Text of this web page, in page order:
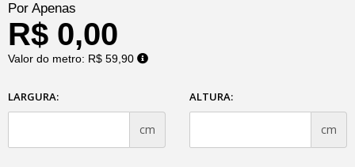
Por Apenas
R$ 0,00
Valor do metro: R$ 59,90
LARGURA:
cm
ALTURA:
cm